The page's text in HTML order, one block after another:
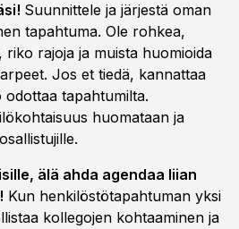
Suunnittele ja järjestä oman
tapahtuma. Ole rohkea,
rajoja ja muista huomioida
Jos et tiedä, kannattaa
tapahtumilta.
huomataan ja
älä ahda agendaa liian
Kun henkilöstötapahtuman yksi
kollegojen kohtaaminen ja